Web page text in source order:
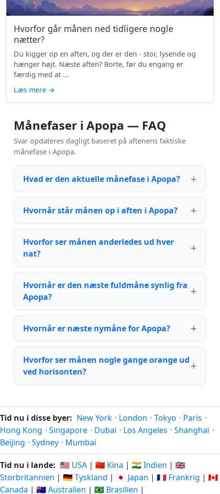
Hvorfor går månen ned tidligere nogle
nætter?
Du kigger op en aften, og der er den - stor, lysende og
hænger højt. Næste aften? Borte, før du engang er
færdig med at ...
Læs mere →
Månefaser i Apopa — FAQ
Svar opdateres dagligt baseret på aftenens faktiske
månefase i Apopa.
Hvad er den aktuelle månefase i Apopa?
Hvornår står månen op i aften i Apopa?
Hvorfor ser månen anderledes ud hver
nat?
Hvornår er den næste fuldmåne synlig fra
Apopa?
Hvornår er næste nymåne for Apopa?
Hvorfor ser månen nogle gange orange ud
ved horisonten?
Tid nu i disse byer: New York · London · Tokyo · Paris ·
Hong Kong · Singapore · Dubai · Los Angeles · Shanghai ·
Beijing · Sydney · Mumbai
Tid nu i lande: 🇺🇸 USA | 🇨🇳 Kina | 🇮🇳 Indien | 🇬🇧
Storbritannien | 🇩🇪 Tyskland | 🇯🇵 Japan | 🇫🇷 Frankrig | 🇨🇦
Canada | 🇦🇺 Australien | 🇧🇷 Brasilien |